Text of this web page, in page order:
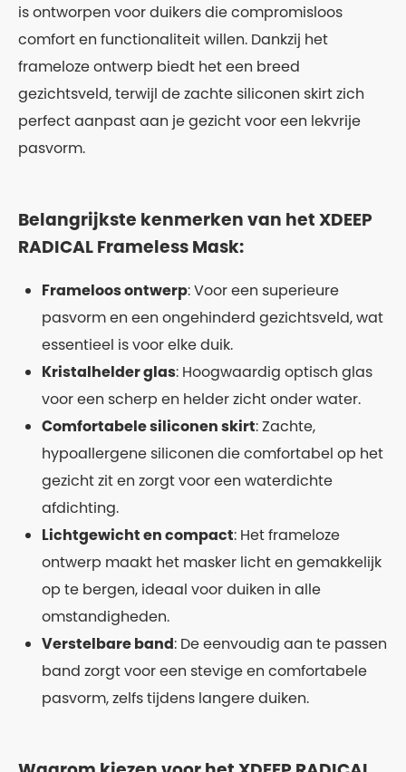
is ontworpen voor duikers die compromisloos
comfort en functionaliteit willen. Dankzij het
frameloze ontwerp biedt het een breed
gezichtsveld, terwijl de zachte siliconen skirt zich
perfect aanpast aan je gezicht voor een lekvrije
pasvorm.
Belangrijkste kenmerken van het XDEEP
RADICAL Frameless Mask:
Frameloos ontwerp: Voor een superieure
pasvorm en een ongehinderd gezichtsveld, wat
essentieel is voor elke duik.
Kristalhelder glas: Hoogwaardig optisch glas
voor een scherp en helder zicht onder water.
Comfortabele siliconen skirt: Zachte,
hypoallergene siliconen die comfortabel op het
gezicht zit en zorgt voor een waterdichte
afdichting.
Lichtgewicht en compact: Het frameloze
ontwerp maakt het masker licht en gemakkelijk
op te bergen, ideaal voor duiken in alle
omstandigheden.
Verstelbare band: De eenvoudig aan te passen
band zorgt voor een stevige en comfortabele
pasvorm, zelfs tijdens langere duiken.